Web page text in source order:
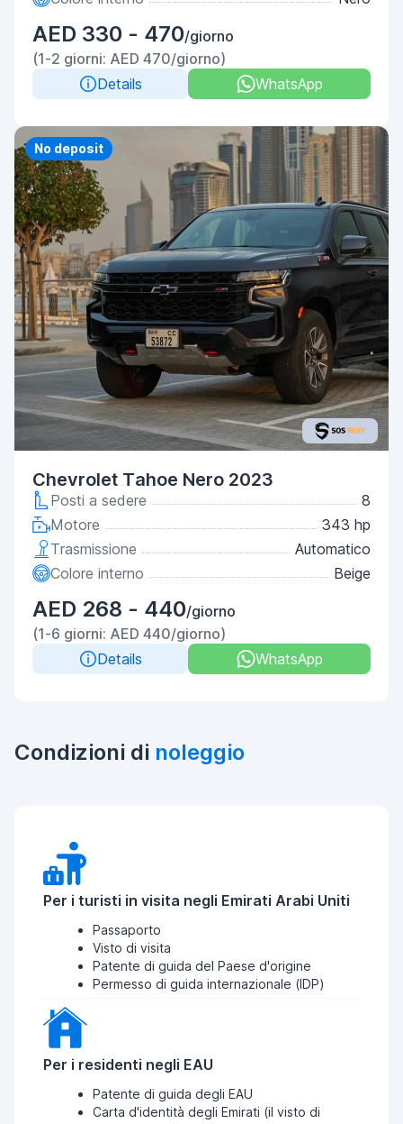
AED 330 - 470/giorno
(1-2 giorni: AED 470/giorno)
Details
WhatsApp
No deposit
Chevrolet Tahoe Nero 2023
Posti a sedere
8
Motore
343 hp
Trasmissione
Automatico
Colore interno
Beige
AED 268 - 440/giorno
(1-6 giorni: AED 440/giorno)
Details
WhatsApp
Condizioni di noleggio
Per i turisti in visita negli Emirati Arabi Uniti
Passaporto
Visto di visita
Patente di guida del Paese d'origine
Permesso di guida internazionale (IDP)
Per i residenti negli EAU
Patente di guida degli EAU
Carta d'identità degli Emirati (il visto di